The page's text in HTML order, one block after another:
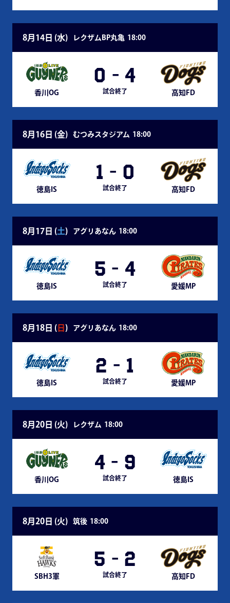
8月14日 (水) レクザムBP丸亀 18:00
香川OG
0 - 4
試合終了 高知FD
8月16日 (金) むつみスタジアム 18:00
徳島IS
1 - 0
試合終了 高知FD
8月17日 (土) アグリあなん 18:00
徳島IS
5 - 4
試合終了 愛媛MP
8月18日 ( 日 ) アグリあなん 18:00
徳島IS
2 - 1
試合終了 愛媛MP
8月20日 (火) レクザム 18:00
香川OG
4 - 9
試合終了 徳島IS
8月20日 (火) 筑後 18:00
SBH3軍
5 - 2
試合終了 高知FD